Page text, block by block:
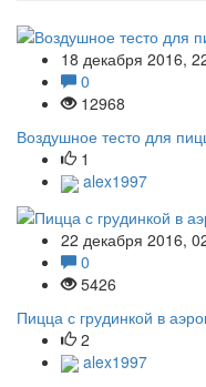
18 декабря 2016,
0
12968
Воздушное тесто для
1
alex1997
22 декабря 2016,
0
5426
Пицца с грудинкой в
2
alex1997